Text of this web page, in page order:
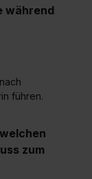
zu den
„Details
während
führen.
zum